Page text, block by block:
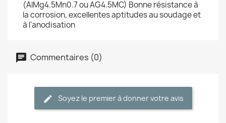
(AlMg4.5Mn0.7 ou AG4.5MC) Bonne résistance à
la corrosion, excellentes aptitudes au soudage et
à l'anodisation
Commentaires (0)
Soyez le premier à donner votre avis